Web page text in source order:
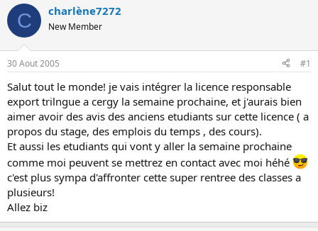
t
e
r
d
e
l
d
s
c
u
s
s
i
o
n
t
d
é
b
t
C charlène7272
New Member
30 Aout 2005 #1
Salut tout le monde! je vais intégrer la licence responsable
export trilngue a cergy la semaine prochaine, et j'aurais bien
aimer avoir des avis des anciens etudiants sur cette licence ( a
propos du stage, des emplois du temps , des cours).
Et aussi les etudiants qui vont y aller la semaine prochaine
comme moi peuvent se mettrez en contact avec moi héhé
c'est plus sympa d'affronter cette super rentree des classes a
plusieurs!
Allez biz